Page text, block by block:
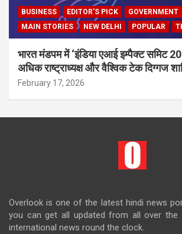
BUSINESS EDITOR'S PICK GOVERNMENT
MAIN STORIES
NEW DELHI POPULAR
भारत मंडपम में ‘इंडिया एआई इम्पैक्ट समिट
अधिक राष्ट्राध्यक्ष और वैश्विक टेक दिग्गज
February 17, 2026
Overlook is one of the latest hindi news
you can get all updated from all over the
international news round the clock.